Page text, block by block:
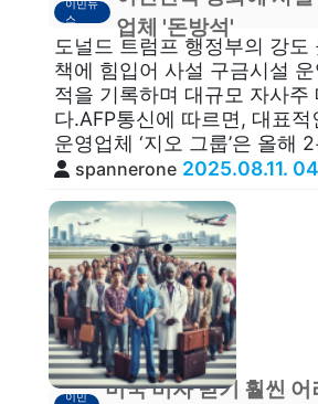
이민뉴
스
업체 '돈방석'
도널드 트럼프 행정부의 강도
책에 힘입어 사설 구금시설
적을 기록하며 대규모 자사주
다.AFP통신에 따르면, 대표
운영업체 ‘지오 그룹’은 올해
spannerone 2025.08.11.
이민
미국 비자 받기 훨씬 어